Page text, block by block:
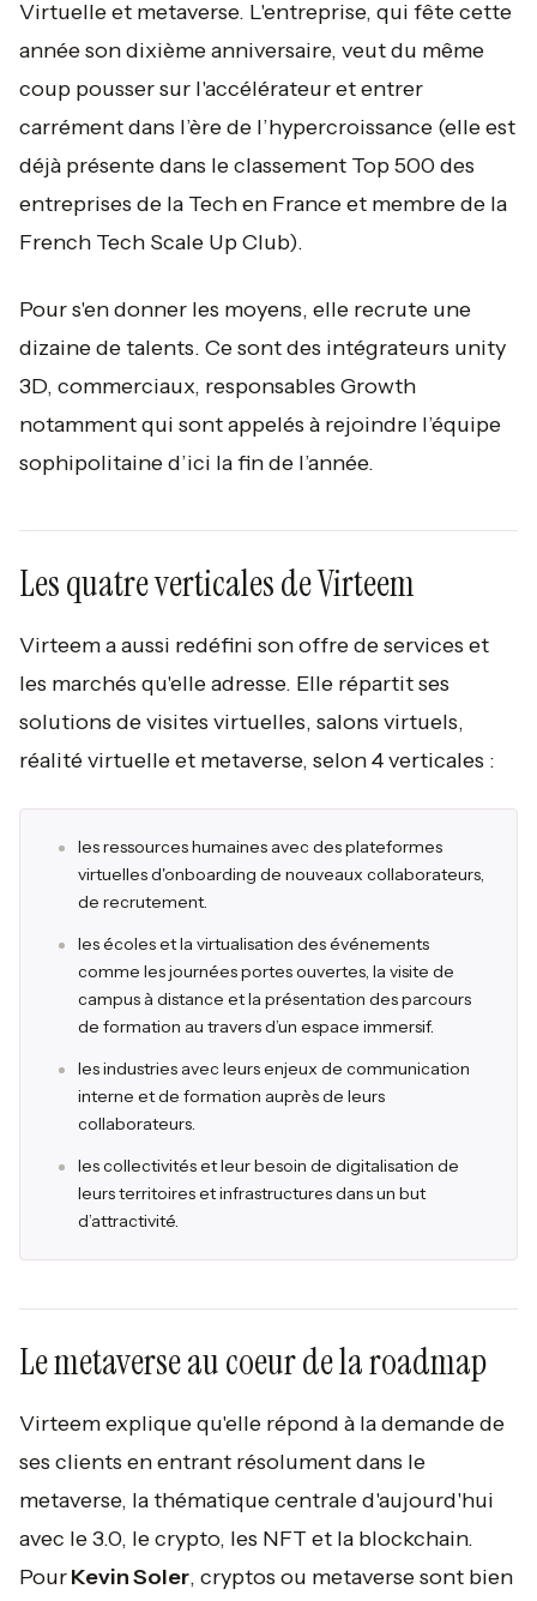
Virtuelle et metaverse. L'entreprise, qui fête cette
année son dixième anniversaire, veut du même
coup pousser sur l'accélérateur et entrer
carrément dans l’ère de l’hypercroissance (elle est
déjà présente dans le classement Top 500 des
entreprises de la Tech en France et membre de la
French Tech Scale Up Club).
Pour s'en donner les moyens, elle recrute une
dizaine de talents. Ce sont des intégrateurs unity
3D, commerciaux, responsables Growth
notamment qui sont appelés à rejoindre l’équipe
sophipolitaine d’ici la fin de l’année.
Les quatre verticales de Virteem
Virteem a aussi redéfini son offre de services et
les marchés qu'elle adresse. Elle répartit ses
solutions de visites virtuelles, salons virtuels,
réalité virtuelle et metaverse, selon 4 verticales :
les ressources humaines avec des plateformes
virtuelles d'onboarding de nouveaux collaborateurs,
de recrutement.
les écoles et la virtualisation des événements
comme les journées portes ouvertes, la visite de
campus à distance et la présentation des parcours
de formation au travers d’un espace immersif.
les industries avec leurs enjeux de communication
interne et de formation auprès de leurs
collaborateurs.
les collectivités et leur besoin de digitalisation de
leurs territoires et infrastructures dans un but
d’attractivité.
Le metaverse au coeur de la roadmap
Virteem explique qu'elle répond à la demande de
ses clients en entrant résolument dans le
metaverse, la thématique centrale d'aujourd'hui
avec le 3.0, le crypto, les NFT et la blockchain.
PourKevin Soler, cryptos ou metaverse sont bien